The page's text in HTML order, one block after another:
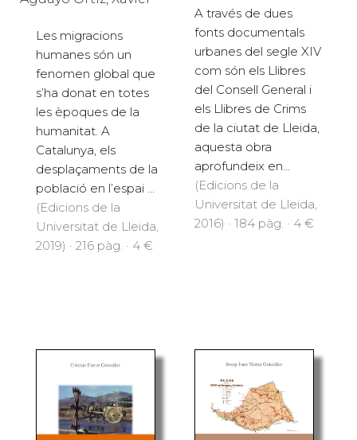
Les migracions
humanes són un
fenomen global que
s’ha donat en totes
les èpoques de la
humanitat. A
Catalunya, els
desplaçaments de la
població en l’espai ...
(Edicions de la
Universitat de Lleida,
2019) · 216 pàg. · 4 €
A través de dues
fonts documentals
urbanes del segle XIV
com són els Llibres
del Consell General i
els Llibres de Crims
de la ciutat de Lleida,
aquesta obra
aprofundeix en...
(Edicions de la
Universitat de Lleida,
2016) · 184 pàg. · 4 €